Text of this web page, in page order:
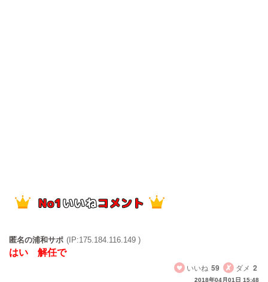
匿名の浦和サポ (IP:175.184.116.149 )
はい 解任で
いいね 59 ダメ 2
2018年04月01日 15:48